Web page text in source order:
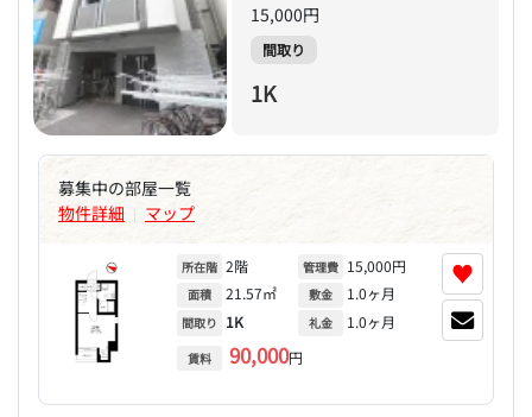
15,000円
間取り
1K
募集中の部屋一覧
物件詳細 | マップ
所在階 2階
面積 21.57㎡
間取り 1K
賃料 90,000円
管理費 15,000円
敷金 1.0ヶ月
礼金 1.0ヶ月
♥